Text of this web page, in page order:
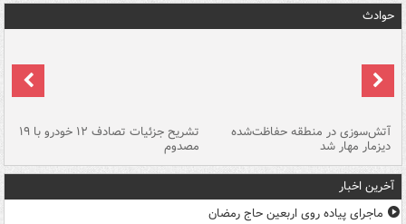
حوادث
آتش‌سوزی در منطقه حفاظت‌شده
دیزمار مهار شد
تشریح جزئیات تصادف ۱۲ خودرو با ۱۹
مصدوم
آخرین اخبار
ماجرای پیاده روی اربعین حاج رمضان